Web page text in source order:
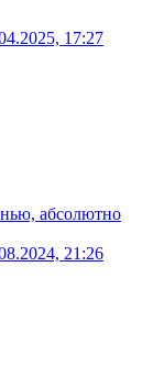
17:27
абсолютно
21:26